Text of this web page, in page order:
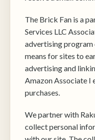
The Brick Fan is a
Services LLC
advertising program
means for sites to
advertising and
Amazon Associate I
purchases.
We partner with
collect personal
Marketing
Udostępniając
zainteresowania i
zachowania podczas
odwiedzania naszej
strony, zwiększasz
szansę na
zobaczenie
treści i ofert.